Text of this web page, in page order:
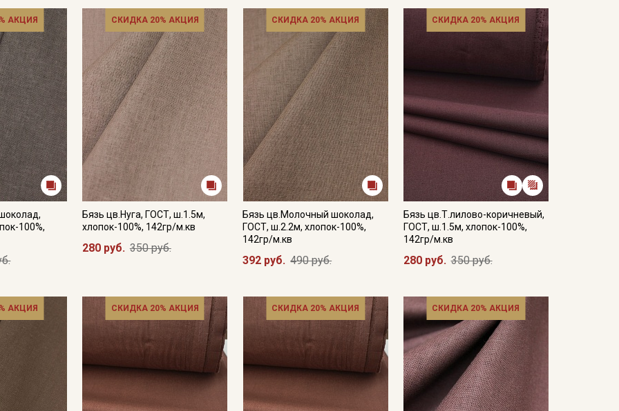
АКЦИЯ
100%,
СКИДКА 20% АКЦИЯ
Бязь цв.Нуга, ГОСТ, ш.1.5м,
хлопок-100%, 142гр/м.кв
280 руб. 350 руб.
СКИДКА 20% АКЦИЯ
Бязь цв.Молочный шоколад,
ГОСТ, ш.2.2м, хлопок-100%,
142гр/м.кв
392 руб. 490 руб.
СКИДКА 20% АКЦИЯ
Бязь цв.Т.лилово-коричневый,
ГОСТ, ш.1.5м, хлопок-100%,
142гр/м.кв
280 руб. 350 руб.
АКЦИЯ СКИДКА 20% АКЦИЯ СКИДКА 20% АКЦИЯ СКИДКА 20% АКЦИЯ